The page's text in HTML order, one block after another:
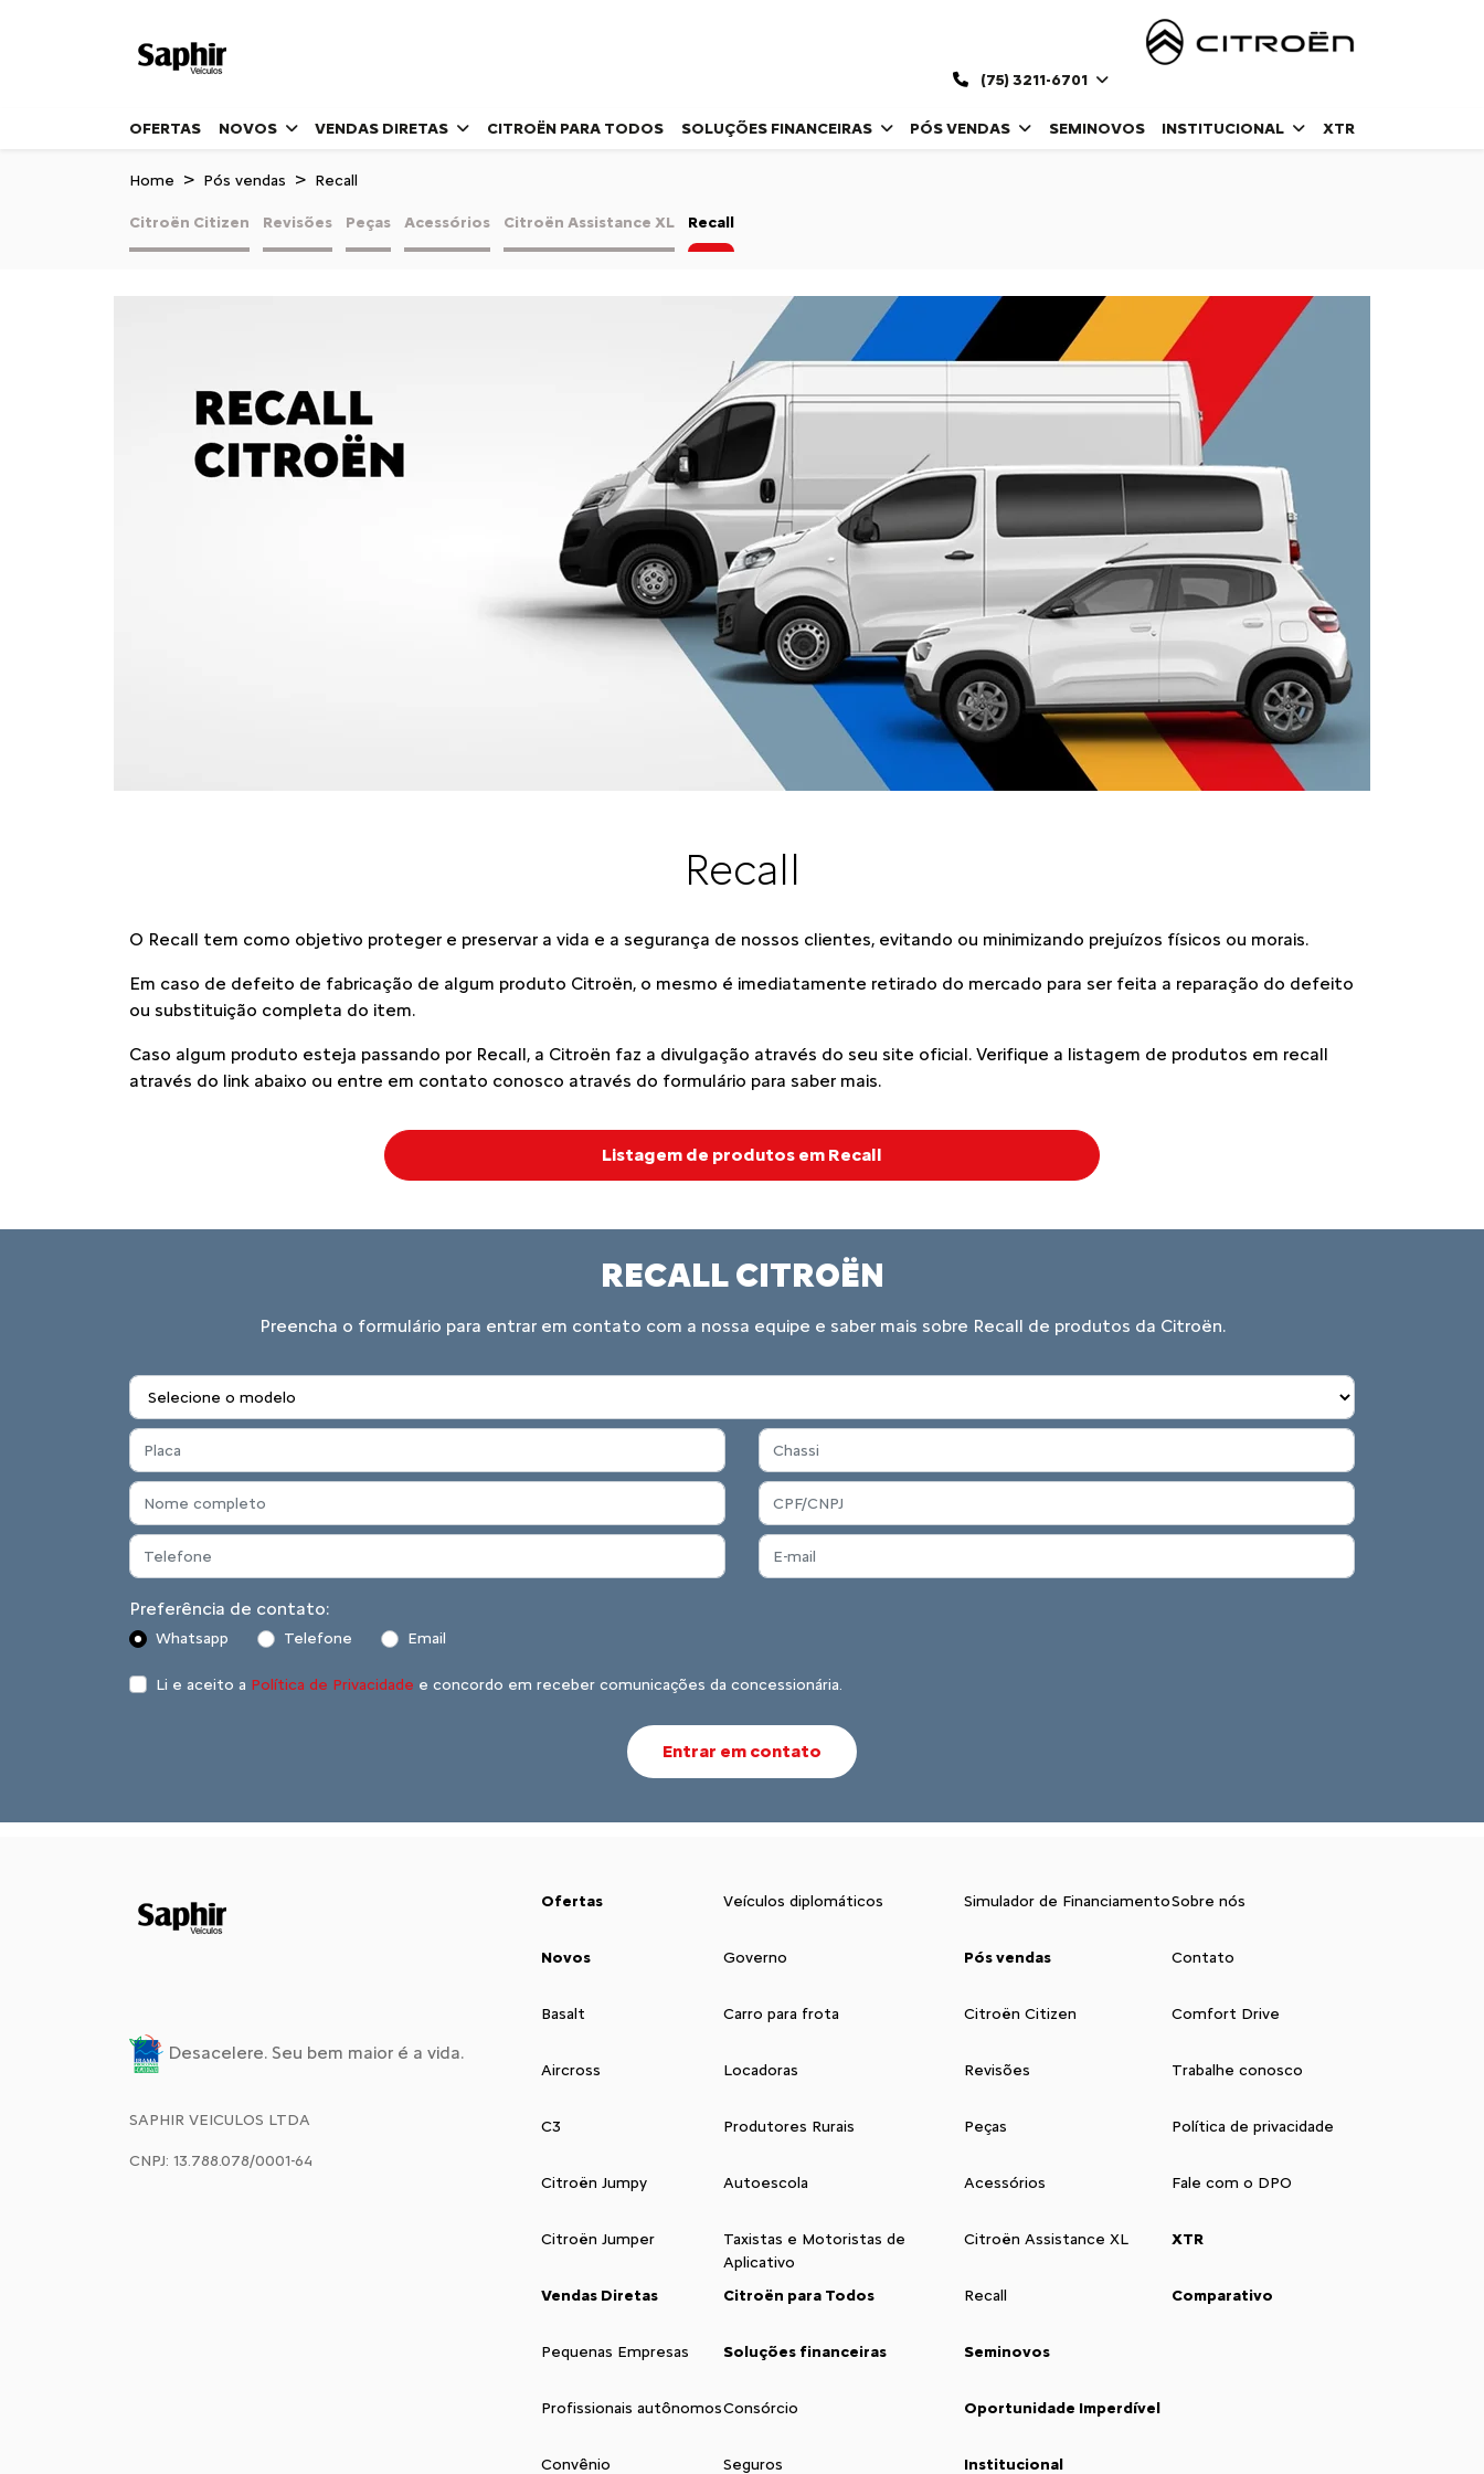
(75) 3211-6701
OFERTAS NOVOS VENDAS DIRETAS CITROËN PARA TODOS SOLUÇÕES FINANCEIRAS PÓS VENDAS SEMINOVOS INSTITUCIONAL XTR
Home Pós vendas Recall
Citroën Citizen Revisões Peças Acessórios Citroën Assistance XL Recall
Recall
O Recall tem como objetivo proteger e preservar a vida e a segurança de nossos clientes, evitando ou minimizando prejuízos físicos ou morais.
Em caso de defeito de fabricação de algum produto Citroën, o mesmo é imediatamente retirado do mercado para ser feita a reparação do defeito
ou substituição completa do item.
Caso algum produto esteja passando por Recall, a Citroën faz a divulgação através do seu site oficial. Verifique a listagem de produtos em recall
através do link abaixo ou entre em contato conosco através do formulário para saber mais.
Listagem de produtos em Recall
RECALL CITROËN
Preencha o formulário para entrar em contato com a nossa equipe e saber mais sobre Recall de produtos da Citroën.
Preferência de contato:
Whatsapp Telefone Email
Li e aceito a Política de Privacidade e concordo em receber comunicações da concessionária.
Entrar em contato
Desacelere. Seu bem maior é a vida.
SAPHIR VEICULOS LTDA
CNPJ: 13.788.078/0001-64
Ofertas
Novos
Basalt
Aircross
C3
Citroën Jumpy
Citroën Jumper
Vendas Diretas
Pequenas Empresas
Profissionais autônomos
Convênio
Veículos diplomáticos
Governo
Carro para frota
Locadoras
Produtores Rurais
Autoescola
Taxistas e Motoristas de
Aplicativo
Citroën para Todos
Soluções financeiras
Consórcio
Seguros
Simulador de Financiamento
Pós vendas
Citroën Citizen
Revisões
Peças
Acessórios
Citroën Assistance XL
Recall
Seminovos
Oportunidade Imperdível
Institucional
Sobre nós
Contato
Comfort Drive
Trabalhe conosco
Política de privacidade
Fale com o DPO
XTR
Comparativo